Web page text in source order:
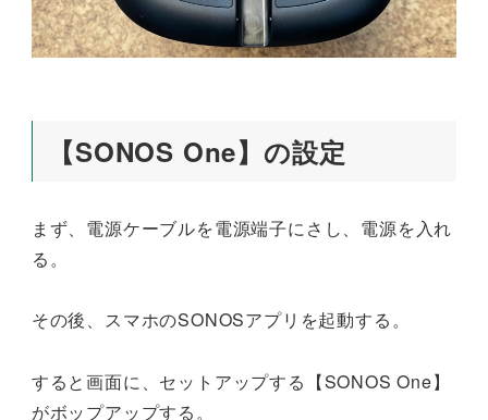
【SONOS One】の設定
まず、電源ケーブルを電源端子にさし、電源を入れ
る。
その後、スマホのSONOSアプリを起動する。
すると画面に、セットアップする【SONOS One】
がボップアップする。